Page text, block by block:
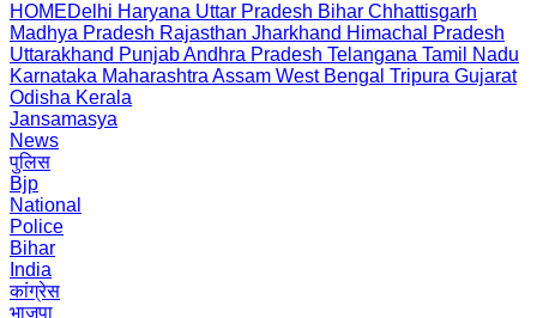
HOMEDelhi Haryana Uttar Pradesh Bihar Chhattisgarh
Madhya Pradesh Rajasthan Jharkhand Himachal Pradesh
Uttarakhand PunjabAndhra Pradesh Telangana Tamil Nadu
Karnataka Maharashtra Assam West Bengal Tripura Gujarat
Odisha Kerala
Jansamasya
News
पुलिस
Bjp
National
Police
Bihar
India
कांग्रेस
भाजपा